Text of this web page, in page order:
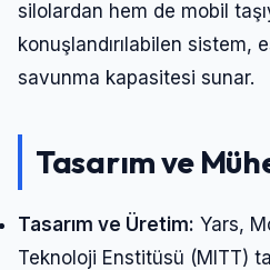
silolardan hem de mobil
konuşlandırılabilen sistem,
savunma kapasitesi sunar.
Tasarım ve
Tasarım ve Üretim: Yars,
Teknoloji Enstitüsü (MITT)